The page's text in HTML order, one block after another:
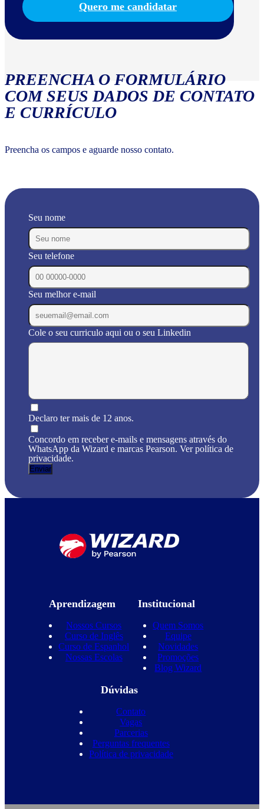
Quero me candidatar
PREENCHA O FORMULÁRIO
COM SEUS DADOS DE CONTATO
E CURRÍCULO
Preencha os campos e aguarde nosso contato.
Seu nome
Seu telefone
Seu melhor e-mail
Cole o seu curriculo aqui ou o seu Linkedin
Declaro ter mais de 12 anos.
Concordo em receber e-mails e mensagens através do
WhatsApp da Wizard e marcas Pearson. Ver política de
privacidade.
Aprendizagem
Nossos Cursos
Curso de Inglês
Curso de Espanhol
Nossas Escolas
Institucional
Quem Somos
Equipe
Novidades
Promoções
Blog Wizard
Dúvidas
Contato
Vagas
Parcerias
Perguntas frequentes
Política de privacidade